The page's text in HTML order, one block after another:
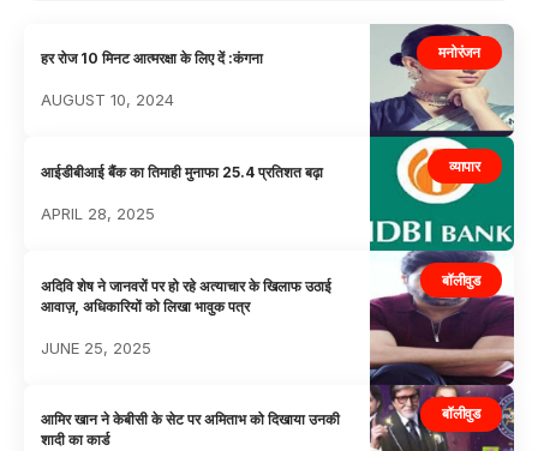
मनोरंजन
हर रोज 10 मिनट आत्मरक्षा के लिए दें :कंगना
AUGUST 10, 2024
व्यापार
आईडीबीआई बैंक का तिमाही मुनाफा 25.4 प्रतिशत बढ़ा
APRIL 28, 2025
बॉलीवुड
अदिवि शेष ने जानवरों पर हो रहे अत्याचार के खिलाफ उठाई
आवाज़, अधिकारियों को लिखा भावुक पत्र
JUNE 25, 2025
बॉलीवुड
आमिर खान ने केबीसी के सेट पर अमिताभ को दिखाया उनकी
शादी का कार्ड